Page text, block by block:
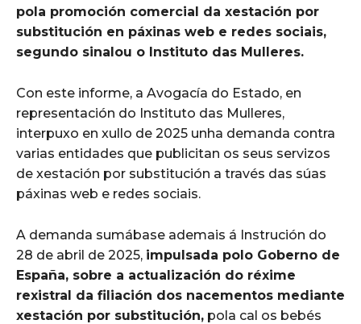
pola promoción comercial da xestación por
substitución en páxinas web e redes sociais,
segundo sinalou o Instituto das Mulleres.
Con este informe, a Avogacía do Estado, en
representación do Instituto das Mulleres,
interpuxo en xullo de 2025 unha demanda contra
varias entidades que publicitan os seus servizos
de xestación por substitución a través das súas
páxinas web e redes sociais.
A demanda sumábase ademais á Instrución do
28 de abril de 2025, impulsada polo Goberno de
España, sobre a actualización do réxime
rexistral da filiación dos nacementos mediante
xestación por substitución, pola cal os bebés